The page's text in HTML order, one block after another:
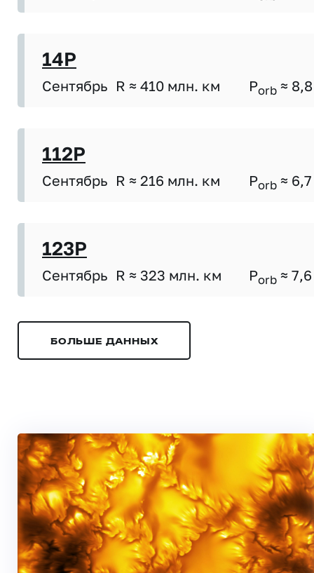
14P
Сентябрь R ≈ 410 млн. км Porb ≈ 8,8
112P
Сентябрь R ≈ 216 млн. км Porb ≈ 6,7
123P
Сентябрь R ≈ 323 млн. км Porb ≈ 7,6
БОЛЬШЕ ДАННЫХ